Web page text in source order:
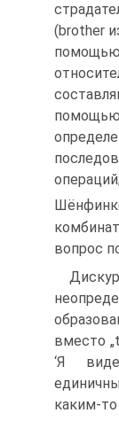
(brother
по­мощью
вопрос
вместо
‘Я
каким-